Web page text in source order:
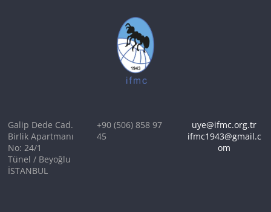
Galip Dede Cad.
Birlik Apartmanı
No: 24/1
Tünel / Beyoğlu
İSTANBUL
+90 (506) 858 97
45
uye@ifmc.org.tr
ifmc1943@gmail.c
om